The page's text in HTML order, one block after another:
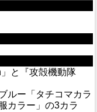
と『攻殻機動隊
ルー「タチコマカラ
カラー」の3カラ